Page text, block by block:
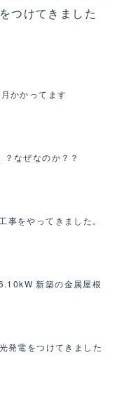
つけてきました
かかってます
なぜなのか？？
事をやってきました。
新築の金属屋根
発電をつけてきました